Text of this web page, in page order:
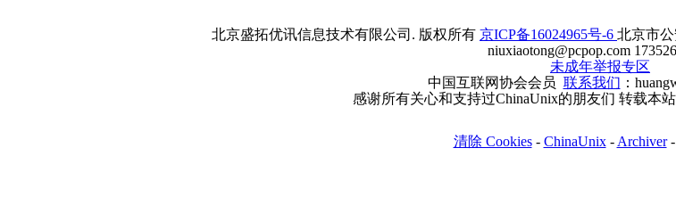
北京盛拓优讯信息技术有限公司. 版权所有 京ICP备16024965号-6 北京市公
niuxiaotong@pcpop.com
未成年举报专区
中国互联网协会会员 联系我们 ：
感谢所有关心和支持过ChinaUnix的朋友们 转载本
清除 Cookies- ChinaUnix- Archiver-